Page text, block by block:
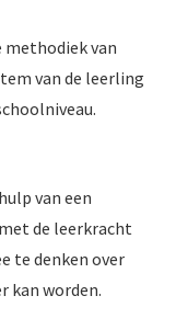
methodiek van
van de leerling
van een
de leerkracht
te denken over
kan worden.